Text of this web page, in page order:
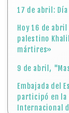
17 de abril:
Hoy 16 de
palestino
mártires»
9 de abril,
Embajada del
participó en la
Internacional